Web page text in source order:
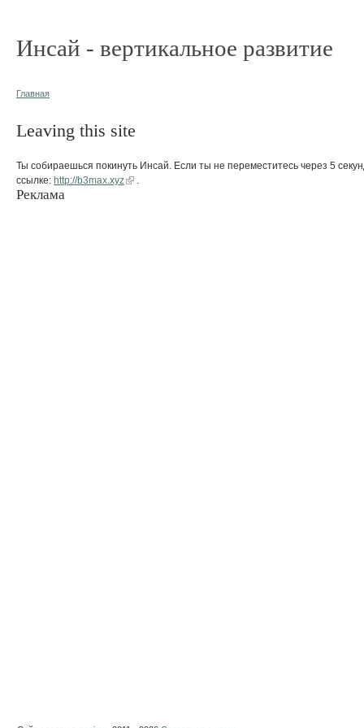
Инсай - вертикальное развитие
Главная
Leaving this site
Ты собираешься покинуть Инсай. Если ты не переместитесь через 5
ссылке: http://b3max.xyz
Реклама